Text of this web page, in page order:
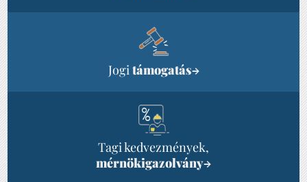
Jogi támogatás→
Tagi kedvezmények,
mérnökigazolvány→